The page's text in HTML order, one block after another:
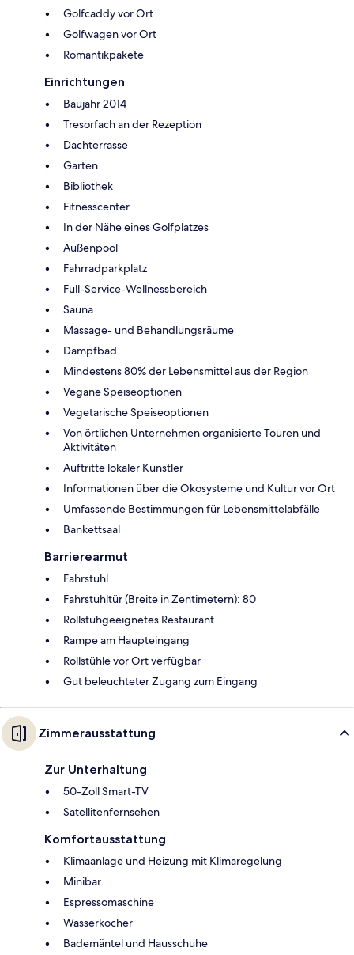
Golfcaddy vor Ort
Golfwagen vor Ort
Romantikpakete
Einrichtungen
Baujahr 2014
Tresorfach an der Rezeption
Dachterrasse
Garten
Bibliothek
Fitnesscenter
In der Nähe eines Golfplatzes
Außenpool
Fahrradparkplatz
Full-Service-Wellnessbereich
Sauna
Massage- und Behandlungsräume
Dampfbad
Mindestens 80% der Lebensmittel aus der Region
Vegane Speiseoptionen
Vegetarische Speiseoptionen
Von örtlichen Unternehmen organisierte Touren und
Aktivitäten
Auftritte lokaler Künstler
Informationen über die Ökosysteme und Kultur vor Ort
Umfassende Bestimmungen für Lebensmittelabfälle
Bankettsaal
Barrierearmut
Fahrstuhl
Fahrstuhltür (Breite in Zentimetern): 80
Rollstuhgeeignetes Restaurant
Rampe am Haupteingang
Rollstühle vor Ort verfügbar
Gut beleuchteter Zugang zum Eingang
Zimmerausstattung
Zur Unterhaltung
50-Zoll Smart-TV
Satellitenfernsehen
Komfortausstattung
Klimaanlage und Heizung mit Klimaregelung
Minibar
Espressomaschine
Wasserkocher
Bademäntel und Hausschuhe